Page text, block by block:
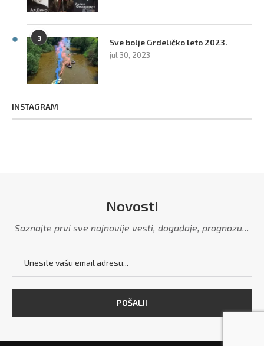
3 Sve bolje Grdeličko leto 2023.
jul 30, 2023
INSTAGRAM
Novosti
Saznajte prvi sve najnovije vesti, događaje, prognozu...